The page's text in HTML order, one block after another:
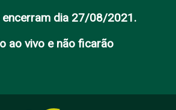
dia 27/08/2021.
ao vivo e não ficarão